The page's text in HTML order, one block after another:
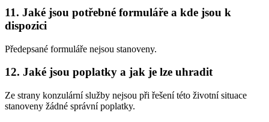
11. Jaké jsou potřebné formuláře a kde jsou k
dispozici
Předepsané formuláře nejsou stanoveny.
12. Jaké jsou poplatky a jak je lze uhradit
Ze strany konzulární služby nejsou při řešení této životní situace
stanoveny žádné správní poplatky.